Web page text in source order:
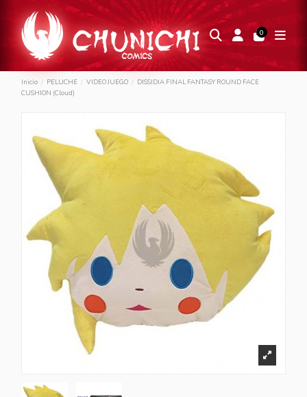
0
Inicio PELUCHE VIDEO JUEGO
DISSIDIA FINAL FANTASY ROUND FACE
CUSHION (Cloud)